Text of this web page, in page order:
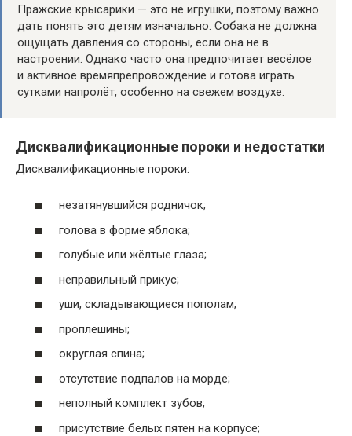
Пражские крысарики — это не игрушки, поэтому важно
дать понять это детям изначально. Собака не должна
ощущать давления со стороны, если она не в
настроении. Однако часто она предпочитает весёлое
и активное времяпрепровождение и готова играть
сутками напролёт, особенно на свежем воздухе.
Дисквалификационные пороки и недостатки
Дисквалификационные пороки:
незатянувшийся родничок;
голова в форме яблока;
голубые или жёлтые глаза;
неправильный прикус;
уши, складывающиеся пополам;
проплешины;
округлая спина;
отсутствие подпалов на морде;
неполный комплект зубов;
присутствие белых пятен на корпусе;